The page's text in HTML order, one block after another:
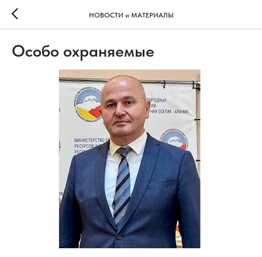
НОВОСТИ и МАТЕРИАЛЫ
Особо охраняемые